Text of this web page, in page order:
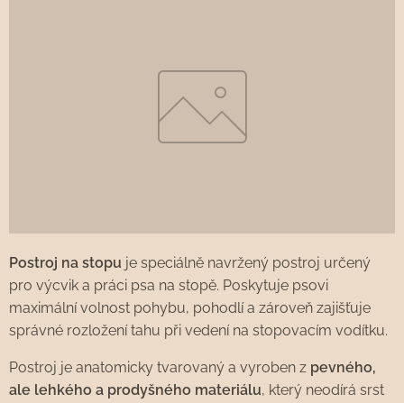
Postroj na stopu je speciálně navržený postroj určený
pro výcvik a práci psa na stopě. Poskytuje psovi
maximální volnost pohybu, pohodlí a zároveň zajišťuje
správné rozložení tahu při vedení na stopovacím vodítku.
Postroj je anatomicky tvarovaný a vyroben z pevného,
ale lehkého a prodyšného materiálu, který neodírá srst